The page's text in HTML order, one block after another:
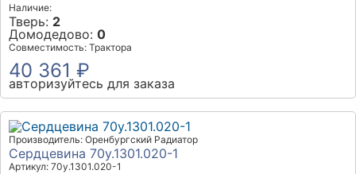
Наличие:
Тверь: 2
Домодедово: 0
Совместимость: Трактора
40 361 ₽
авторизуйтесь для заказа
Производитель: Оренбургский Радиатор
Сердцевина 70у.1301.020-1
Артикул: 70у.1301.020-1